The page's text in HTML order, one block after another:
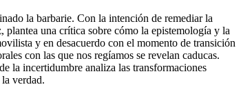
la barbarie. Con la intención de remediar la
una crítica sobre cómo la epistemología y la
y en desacuerdo con el momento de transición
con las que nos regíamos se revelan caducas.
la incertidumbre analiza las transformaciones
verdad.